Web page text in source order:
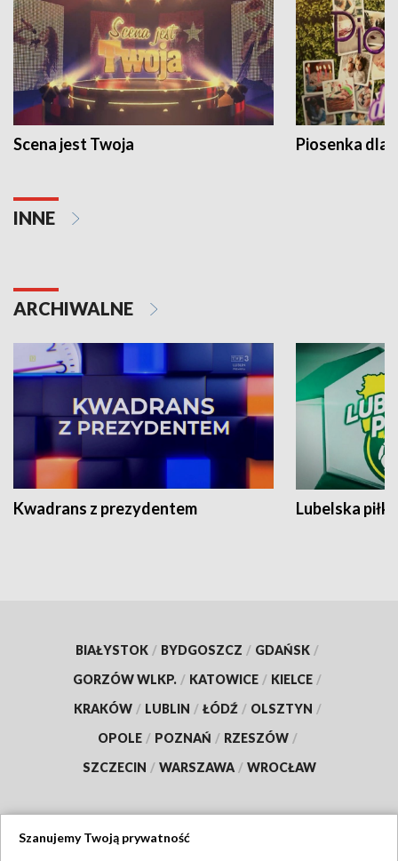
Scena jest Twoja Piosenka dla
INNE
ARCHIWALNE
Kwadrans z prezydentem Lubelska piłka
BIAŁYSTOK / BYDGOSZCZ / GDAŃSK /
GORZÓW WLKP. / KATOWICE / KIELCE /
KRAKÓW / LUBLIN / ŁÓDŹ / OLSZTYN /
OPOLE / POZNAŃ / RZESZÓW /
SZCZECIN / WARSZAWA / WROCŁAW
Szanujemy Twoją prywatność